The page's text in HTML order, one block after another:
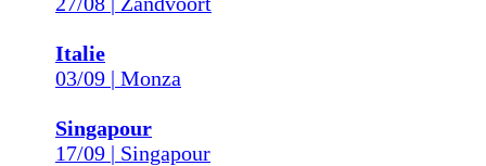
Italie
03/09 | Monza
Singapour
17/09 | Singapour